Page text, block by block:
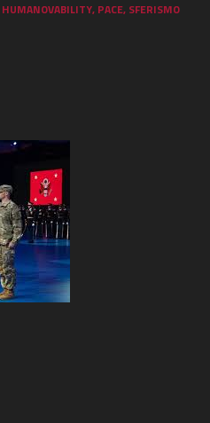
HUMANOVABILITY, PACE, SFERISMO